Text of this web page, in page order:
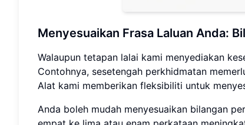
Menyesuaikan Frasa Laluan Anda:
Walaupun tetapan lalai kami menyediakan
Contohnya, sesetengah perkhidmatan
Alat kami memberikan fleksibiliti untuk
Anda boleh mudah menyesuaikan bilangan